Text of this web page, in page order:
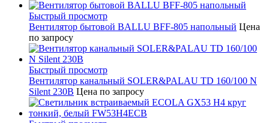
Быстрый просмотр
Вентилятор бытовой BALLU BFF-805 напольный Цена
по запросу
Быстрый просмотр
Вентилятор канальный SOLER&PALAU TD 160/100 N
Silent 230В Цена по запросу